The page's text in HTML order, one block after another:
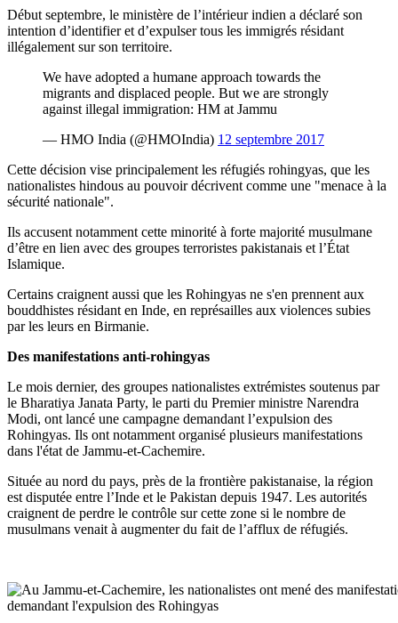
Début septembre, le ministère de l’intérieur indien a déclaré son
intention d’identifier et d’expulser tous les immigrés résidant
illégalement sur son territoire.
We have adopted a humane approach towards the
migrants and displaced people. But we are strongly
against illegal immigration: HM at Jammu
— HMO India (@HMOIndia) 12 septembre 2017
Cette décision vise principalement les réfugiés rohingyas, que les
nationalistes hindous au pouvoir décrivent comme une "menace à la
sécurité nationale".
Ils accusent notamment cette minorité à forte majorité musulmane
d’être en lien avec des groupes terroristes pakistanais et l’État
Islamique.
Certains craignent aussi que les Rohingyas ne s'en prennent aux
bouddhistes résidant en Inde, en représailles aux violences subies
par les leurs en Birmanie.
Des manifestations anti-rohingyas
Le mois dernier, des groupes nationalistes extrémistes soutenus par
le Bharatiya Janata Party, le parti du Premier ministre Narendra
Modi, ont lancé une campagne demandant l’expulsion des
Rohingyas. Ils ont notamment organisé plusieurs manifestations
dans l'état de Jammu-et-Cachemire.
Située au nord du pays, près de la frontière pakistanaise, la région
est disputée entre l’Inde et le Pakistan depuis 1947. Les autorités
craignent de perdre le contrôle sur cette zone si le nombre de
musulmans venait à augmenter du fait de l’afflux de réfugiés.